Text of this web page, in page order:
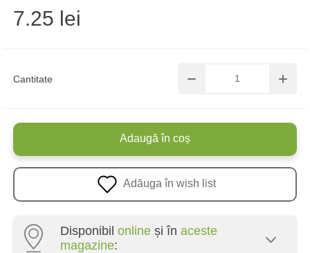
Cantitate
7.25 lei
Adaugă în coș
Adăuga în wish list
Disponibil online și în aceste
magazine: